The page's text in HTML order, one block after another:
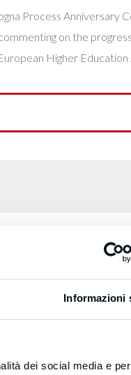
Informazioni
dei social media e
Process Anniversary
on the
Higher Education